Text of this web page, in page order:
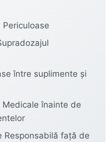
între suplimente și
înainte de
Responsabilă față de